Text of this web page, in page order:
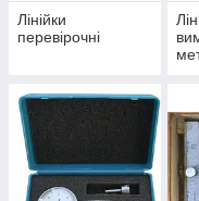
Лінійки
перевірочні